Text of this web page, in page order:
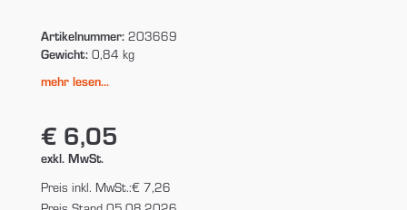
Artikelnummer:203669
Gewicht:0,84 kg
mehr lesen...
€ 6,05
exkl. MwSt.
Preis inkl. MwSt.:€ 7,26